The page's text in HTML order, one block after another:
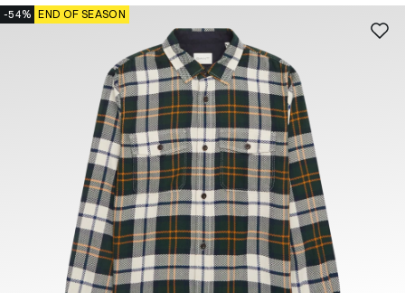
-54% END OF SEASON